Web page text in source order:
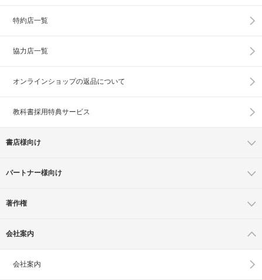
特約店一覧
協力店一覧
オンラインショップの返品について
教科書採用特典サービス
書店様向け
パートナー様向け
著作権
会社案内
会社案内